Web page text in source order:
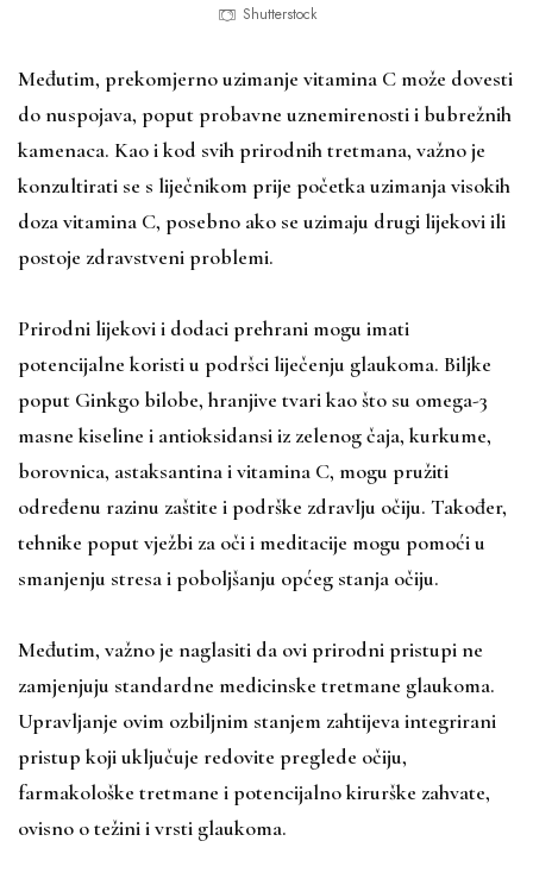
Shutterstock
Međutim, prekomjerno uzimanje vitamina C može dovesti
do nuspojava, poput probavne uznemirenosti i bubrežnih
kamenaca. Kao i kod svih prirodnih tretmana, važno je
konzultirati se s liječnikom prije početka uzimanja visokih
doza vitamina C, posebno ako se uzimaju drugi lijekovi ili
postoje zdravstveni problemi.
Prirodni lijekovi i dodaci prehrani mogu imati
potencijalne koristi u podršci liječenju glaukoma. Biljke
poput Ginkgo bilobe, hranjive tvari kao što su omega-3
masne kiseline i antioksidansi iz zelenog čaja, kurkume,
borovnica, astaksantina i vitamina C, mogu pružiti
određenu razinu zaštite i podrške zdravlju očiju. Također,
tehnike poput vježbi za oči i meditacije mogu pomoći u
smanjenju stresa i poboljšanju općeg stanja očiju.
Međutim, važno je naglasiti da ovi prirodni pristupi ne
zamjenjuju standardne medicinske tretmane glaukoma.
Upravljanje ovim ozbiljnim stanjem zahtijeva integrirani
pristup koji uključuje redovite preglede očiju,
farmakološke tretmane i potencijalno kirurške zahvate,
ovisno o težini i vrsti glaukoma.